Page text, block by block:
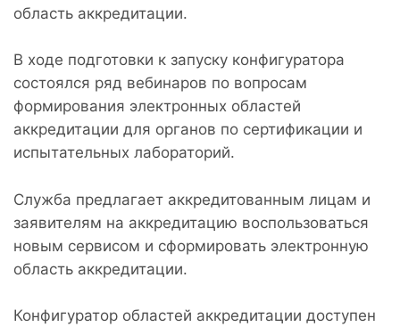
область аккредитации.
В ходе подготовки к запуску конфигуратора
состоялся ряд вебинаров по вопросам
формирования электронных областей
аккредитации для органов по сертификации и
испытательных лабораторий.
Служба предлагает аккредитованным лицам и
заявителям на аккредитацию воспользоваться
новым сервисом и сформировать электронную
область аккредитации.
Конфигуратор областей аккредитации доступен